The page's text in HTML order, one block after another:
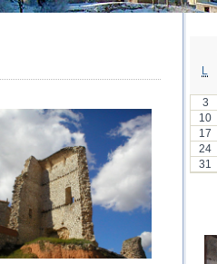
3
10
17
24
31